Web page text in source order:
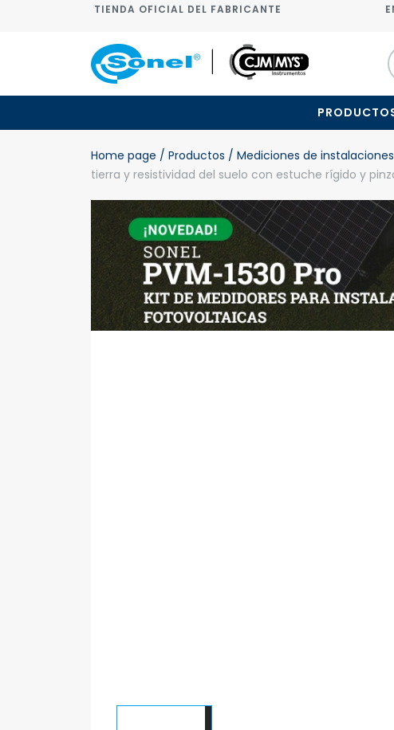
TIENDA OFICIAL DEL FABRICANTE
Home page / Productos / Mediciones de
tierra y resistividad del suelo con estuche rígido y